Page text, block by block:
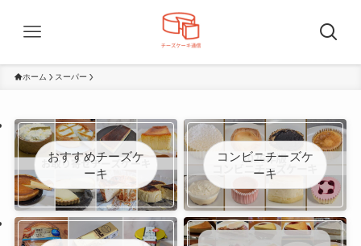
ホーム スーパー
おすすめチーズケ
ーキ
コンビニチーズケ
ーキ